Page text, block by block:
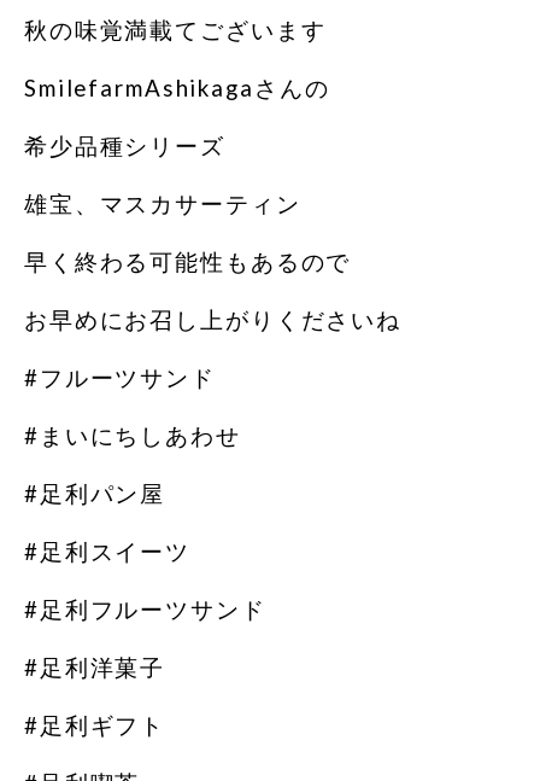
秋の味覚満載てございます
SmilefarmAshikagaさんの
希少品種シリーズ
雄宝、マスカサーティン
早く終わる可能性もあるので
お早めにお召し上がりくださいね
#フルーツサンド
#まいにちしあわせ
#足利パン屋
#足利スイーツ
#足利フルーツサンド
#足利洋菓子
#足利ギフト